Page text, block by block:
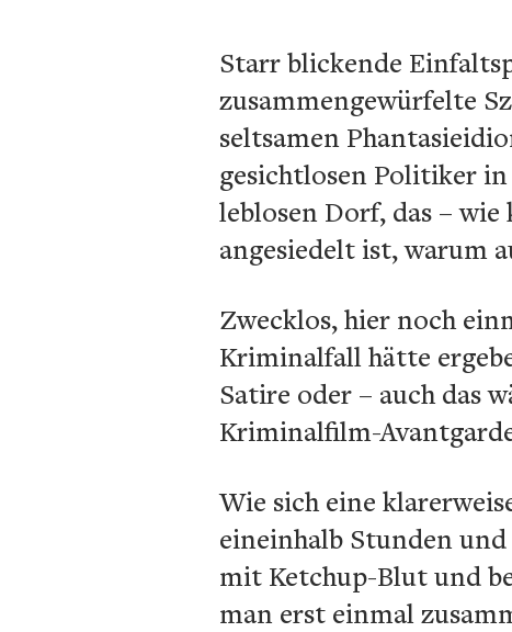
Starr blickende
zusammengewürfelte
seltsamen
gesichtlosen Politiker
leblosen Dorf, das –
angesiedelt ist, warum
Zwecklos, hier noch
Kriminalfall hätte
Satire oder – auch das
Kriminalfilm-
Wie sich eine
eineinhalb Stunden
mit Ketchup-Blut und
man erst einmal